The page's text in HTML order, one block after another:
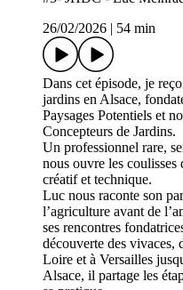
26/02/2026
54 min
Dans cet épisode, je
jardins en Alsace,
Paysages Potentiels et
Concepteurs de Jardins.
Un professionnel rare,
nous ouvre les
créatif et technique.
Luc nous raconte son
l’agriculture avant de
ses rencontres
découverte des vivaces,
Loire et à Versailles
Alsace, il partage les